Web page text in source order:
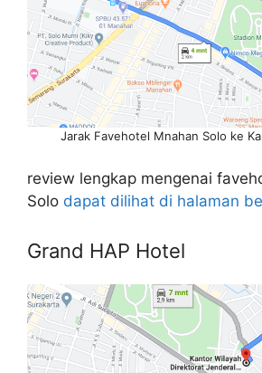
Jarak Favehotel Mnahan Solo ke
review lengkap mengenai
Solo dapat dilihat di halaman
Grand HAP Hotel